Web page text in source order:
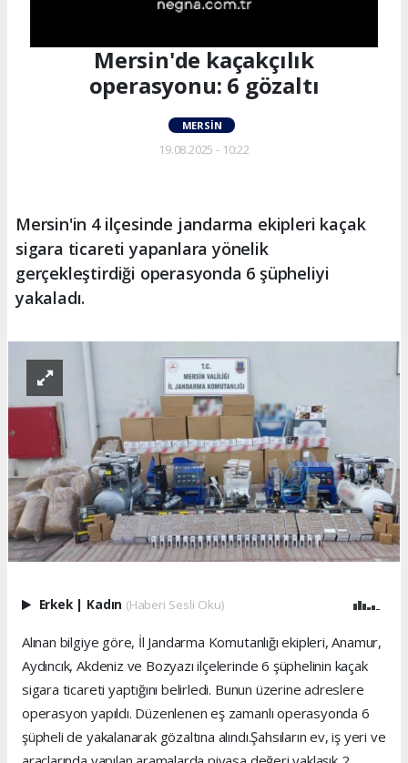
Mersin'de kaçakçılık
operasyonu: 6 gözaltı
MERSIN
19.08.2025 - 10:22
Mersin'in 4 ilçesinde jandarma ekipleri kaçak
sigara ticareti yapanlara yönelik
gerçekleştirdiği operasyonda 6 şüpheliyi
yakaladı.
Erkek | Kadın (Haberi Sesli Oku)
Alınan bilgiye göre, İl Jandarma Komutanlığı ekipleri, Anamur,
Aydıncık, Akdeniz ve Bozyazı ilçelerinde 6 şüphelinin kaçak
sigara ticareti yaptığını belirledi. Bunun üzerine adreslere
operasyon yapıldı. Düzenlenen eş zamanlı operasyonda 6
şüpheli de yakalanarak gözaltına alındı.Şahsıların ev, iş yeri ve